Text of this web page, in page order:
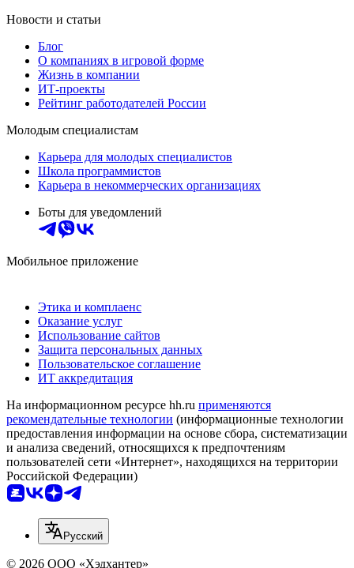
Новости и статьи
Блог
О компаниях в игровой форме
Жизнь в компании
ИТ-проекты
Рейтинг работодателей России
Молодым специалистам
Карьера для молодых специалистов
Школа программистов
Карьера в некоммерческих организациях
Боты для уведомлений
Мобильное приложение
Этика и комплаенс
Оказание услуг
Использование сайтов
Защита персональных данных
Пользовательское соглашение
ИТ аккредитация
На информационном ресурсе hh.ru применяются
рекомендательные технологии (информационные технологии
предоставления информации на основе сбора, систематизации
и анализа сведений, относящихся к предпочтениям
пользователей сети «Интернет», находящихся на территории
Российской Федерации)
Русский
© 2026 ООО «Хэдхантер»